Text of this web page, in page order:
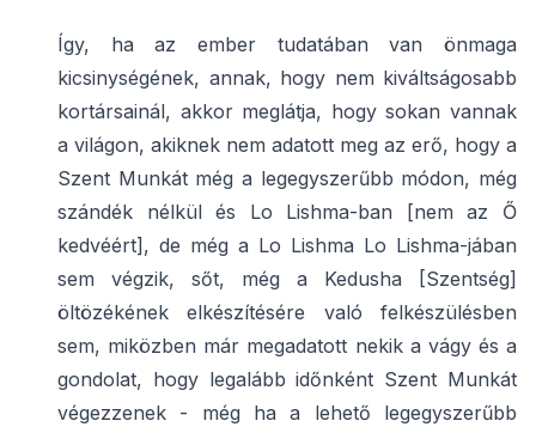
Így, ha az ember tudatában van önmaga
kicsinységének, annak, hogy nem kiváltságosabb
kortársainál, akkor meglátja, hogy sokan vannak
a világon, akiknek nem adatott meg az erő, hogy a
Szent Munkát még a legegyszerűbb módon, még
szándék nélkül és Lo Lishma-ban [nem az Ő
kedvéért], de még a Lo Lishma Lo Lishma-jában
sem végzik, sőt, még a Kedusha [Szentség]
öltözékének elkészítésére való felkészülésben
sem, miközben már megadatott nekik a vágy és a
gondolat, hogy legalább időnként Szent Munkát
végezzenek - még ha a lehető legegyszerűbb